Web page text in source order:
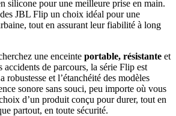
silicone pour une meilleure prise en main.
JBL Flip un choix idéal pour une
tout en assurant leur fiabilité à long
une enceinte portable, résistante et
accidents de parcours, la série Flip est
robustesse et l’étanchéité des modèles
sonore sans souci, peu importe où vous
d’un produit conçu pour durer, tout en
partout, en toute sécurité.